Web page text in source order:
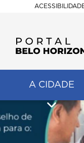
A CIDADE